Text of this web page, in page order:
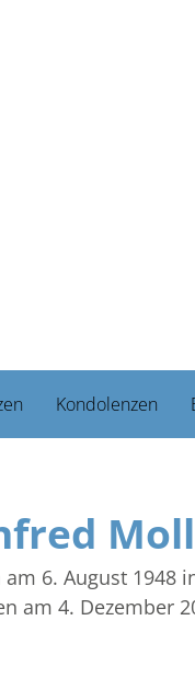
Kondolenzen
Moll
6. August 1948
am 4. Dezember